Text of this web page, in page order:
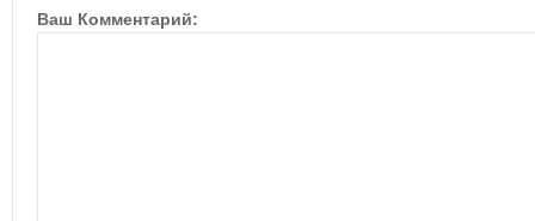
Ваш Комментарий: